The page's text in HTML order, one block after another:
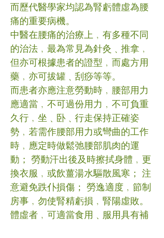
而歷代醫學家均認為腎虧體虛為腰
痛的重要病機。
中醫在腰痛的治療上﹐有多種不同
的治法﹐最為常見為針灸﹑推拿﹐
但亦可根據患者的證型﹐而處方用
藥﹐亦可拔罐﹑刮痧等等。
而患者亦應注意勞動時﹐腰部用力
應適當﹐不可過份用力﹐不可負重
久行﹐坐﹑卧﹑行走保持正確姿
勢﹐若需作腰部用力或彎曲的工作
時﹐應定時做鬆弛腰部肌肉的運
動； 勞動汗出後及時擦拭身體﹐更
換衣服﹐或飲薑湯水驅散風寒； 注
意避免跌仆損傷； 勞逸適度﹐節制
房事﹐勿使腎精虧損﹐腎陽虛敗。
體虛者﹐可適當食用﹑服用具有補